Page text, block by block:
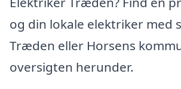
og din lokale elektriker med
Træden eller Horsens
oversigten herunder.